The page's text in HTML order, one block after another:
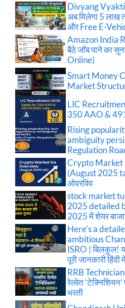
Divyang
अब मिलेगा 5 लाख
और Free E-
Amazon India
बैठे जॉब पाने का
Online)
Smart Money
Market
LIC
350 AAO &
Rising
ambiguity
Regulation
Crypto
(August 2025
ओवरविव
stock market
2025 detailed
2025 में शेयर
Here’s a
ambitious
ISRO | बिलकुल!
पूरी जानकारी हिंदी
RRB
रेल्वेत
भरती